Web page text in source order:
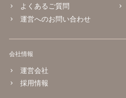
よくあるご質問
運営へのお問い合わせ
会社情報
運営会社
採用情報